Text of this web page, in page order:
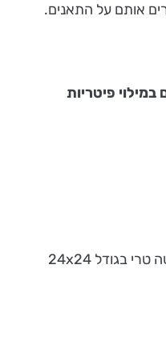
אותם על התאנים.
פיטריות